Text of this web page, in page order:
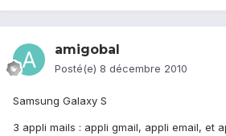
amigobal
Posté(e) 8 décembre 2010
Samsung Galaxy S
3 appli mails : appli gmail, appli email, et